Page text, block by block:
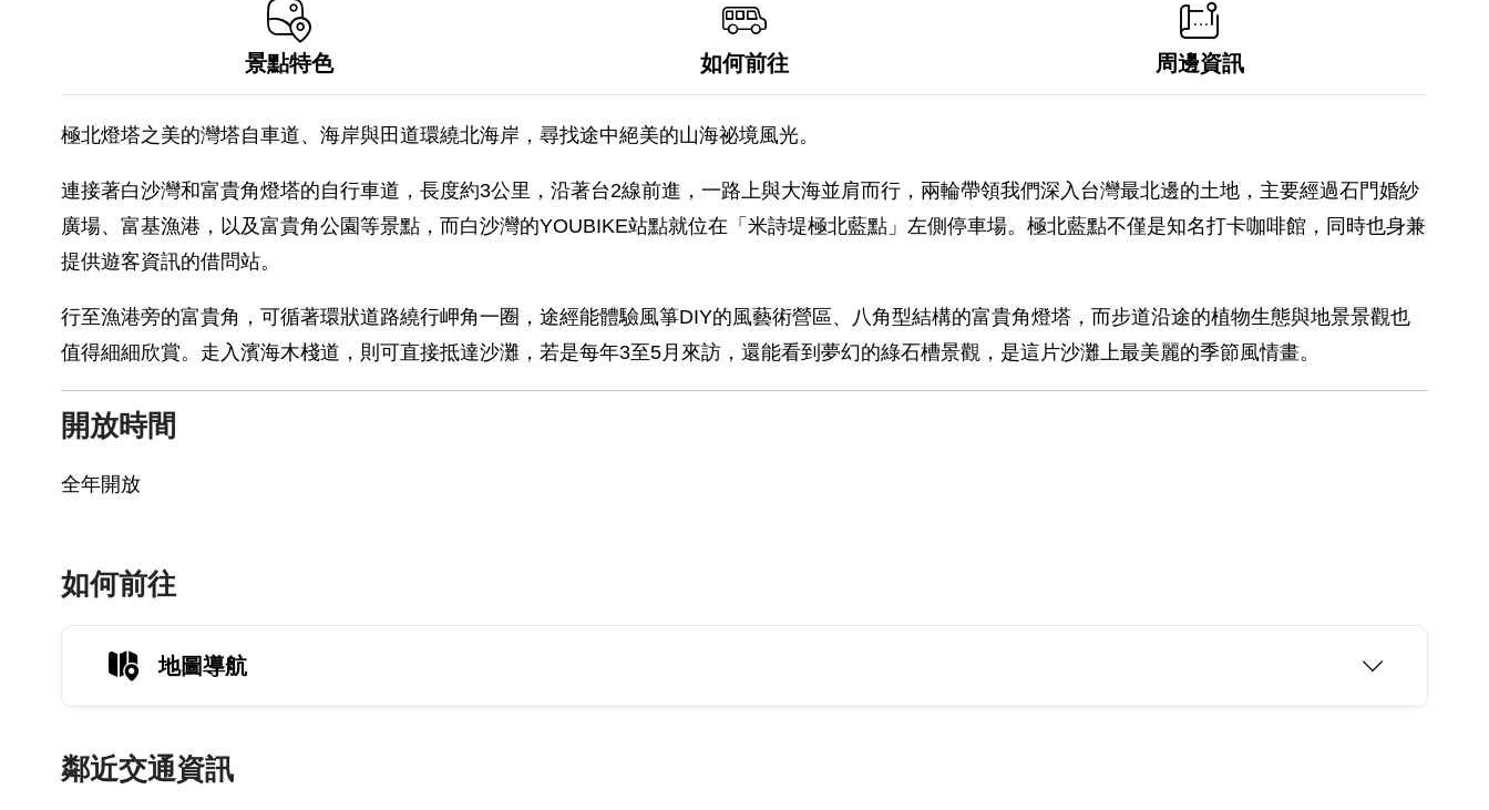
景點特色 如何前往 周邊資訊
極北燈塔之美的灣塔自車道、海岸與田道環繞北海岸，尋找途中絕美的山海祕境風光。
連接著白沙灣和富貴角燈塔的自行車道，長度約3公里，沿著台2線前進，一路上與大海並肩而行，兩輪帶領我們深入台灣最北邊的土地，主要經過石門婚紗
廣場、富基漁港，以及富貴角公園等景點，而白沙灣的YOUBIKE站點就位在「米詩堤極北藍點」左側停車場。極北藍點不僅是知名打卡咖啡館，同時也身兼
提供遊客資訊的借問站。
行至漁港旁的富貴角，可循著環狀道路繞行岬角一圈，途經能體驗風箏DIY的風藝術營區、八角型結構的富貴角燈塔，而步道沿途的植物生態與地景景觀也
值得細細欣賞。走入濱海木棧道，則可直接抵達沙灘，若是每年3至5月來訪，還能看到夢幻的綠石槽景觀，是這片沙灘上最美麗的季節風情畫。
開放時間
全年開放
如何前往
地圖導航
鄰近交通資訊